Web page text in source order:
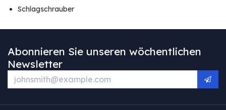
Schlagschrauber
Abonnieren Sie unseren wöchentlichen
Newsletter